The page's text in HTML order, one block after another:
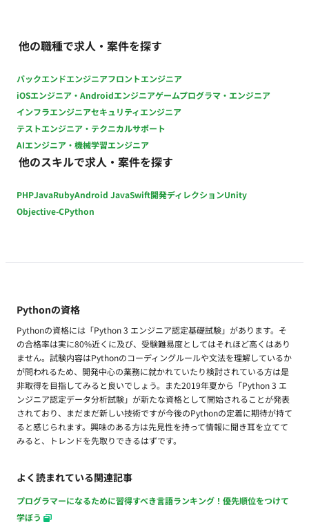
他の職種で求人・案件を探す
バックエンドエンジニアフロントエンジニア
iOSエンジニア・Androidエンジニアゲームプログラマ・エンジニア
インフラエンジニアセキュリティエンジニア
テストエンジニア・テクニカルサポート
AIエンジニア・機械学習エンジニア
他のスキルで求人・案件を探す
PHPJavaRubyAndroid JavaSwift開発ディレクションUnity
Objective-CPython
Pythonの資格
Pythonの資格には「Python 3 エンジニア認定基礎試験」があります。そ
の合格率は実に80%近くに及び、受験難易度としてはそれほど高くはあり
ません。試験内容はPythonのコーディングルールや文法を理解しているか
が問われるため、開発中心の業務に就かれていたり検討されている方は是
非取得を目指してみると良いでしょう。また2019年夏から「Python 3 エ
ンジニア認定データ分析試験」が新たな資格として開始されることが発表
されており、まだまだ新しい技術ですが今後のPythonの定着に期待が持て
ると感じられます。興味のある方は先見性を持って情報に聞き耳を立てて
みると、トレンドを先取りできるはずです。
よく読まれている関連記事
プログラマーになるために習得すべき言語ランキング！優先順位をつけて
学ぼう